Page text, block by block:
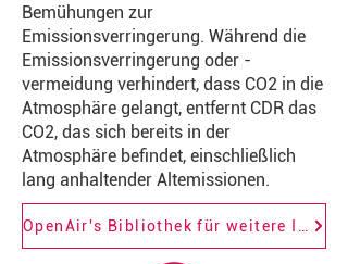
Bemühungen zur
Emissionsverringerung. Während die
Emissionsverringerung oder -
vermeidung verhindert, dass CO2 in die
Atmosphäre gelangt, entfernt CDR das
CO2, das sich bereits in der
Atmosphäre befindet, einschließlich
lang anhaltender Altemissionen.
OpenAir's Bibliothek für weitere Informationen und Details zu CDR